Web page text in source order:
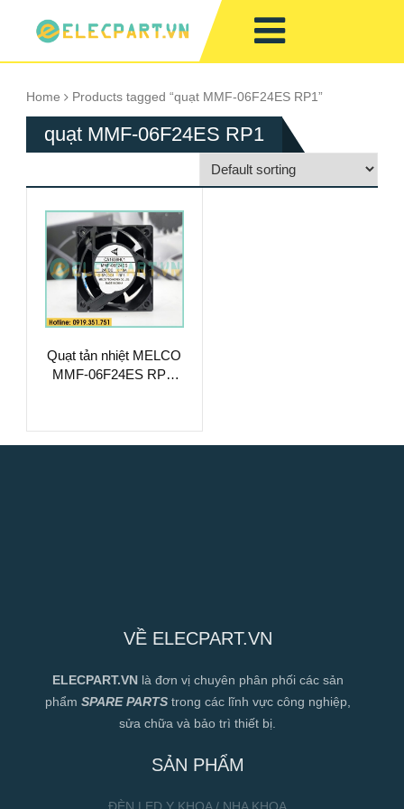
Home Products tagged “quạt MMF-06F24ES RP1”
quạt MMF-06F24ES RP1
Quạt tản nhiệt MELCO
MMF-06F24ES RP1,
VỀ ELECPART.VN
ELECPART.VN là đơn vị chuyên phân phối các sản
phẩm SPARE PARTStrong các lĩnh vực công nghiệp,
sửa chữa và bảo trì thiết bị.
SẢN PHẨM
ĐÈN LED Y KHOA / NHA KHOA